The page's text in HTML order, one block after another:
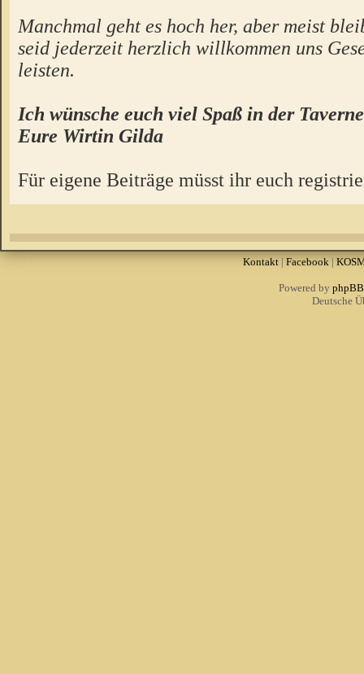
Manchmal geht es hoch her, aber meist
seid jederzeit herzlich willkommen uns
leisten.
Ich wünsche euch viel Spaß in der
Eure Wirtin Gilda
Für eigene Beiträge müsst ihr euch
Kontakt| Facebook |
Powered by phpBB
Deutsche